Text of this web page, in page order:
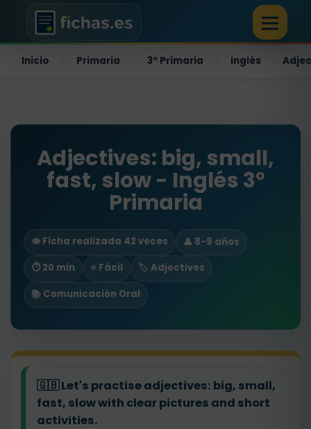
Inicio Primaria 3º Primaria Inglés
Adjectives: big, small,
fast, slow - Inglés 3º
Primaria
👁️ Ficha realizada 42 veces
👤 8-9 años
⏱ 20 min
⭐ Fácil
🏷️ Adjectives
📚 Comunicación Oral
🇬🇧Let's practise adjectives: big, small,
fast, slow with clear pictures and short
activities.